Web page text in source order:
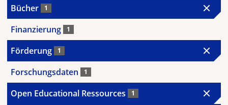
Bücher 1
Finanzierung 1
Förderung 1
Forschungsdaten 1
Open Educational Ressources 1